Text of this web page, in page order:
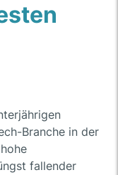
Branche in der
fallender